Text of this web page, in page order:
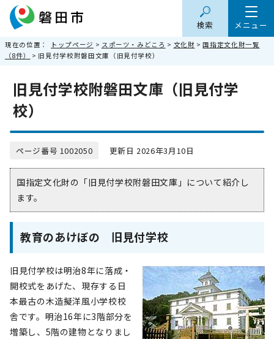
メニュー
検索
現在の位置： トップページ > スポーツ・みどころ > 文化財 >国指定文化財一覧
（8件）
> 旧見付学校附磐田文庫（旧見付学校）
旧見付学校附磐田文庫（旧見付学
校）
ページ番号 1002050 更新日 2026年3月10日
国指定文化財の「旧見付学校附磐田文庫」について紹介し
ます。
教育のあけぼの 旧見付学校
旧見付学校は明治8年に落成・
開校式をあげた、現存する日
本最古の木造擬洋風小学校校
舎です。明治16年に3階部分を
増築し、5階の建物となりまし